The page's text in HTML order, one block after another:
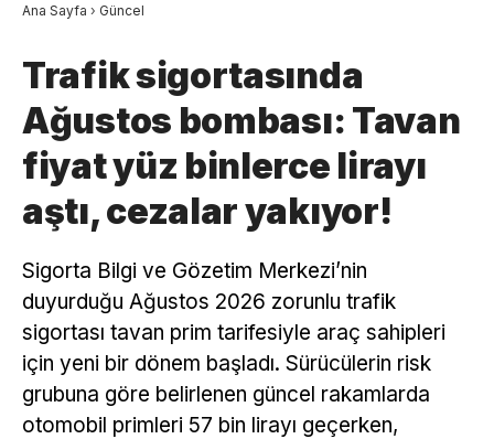
Ana Sayfa › Güncel
Trafik sigortasında
Ağustos bombası: Tavan
fiyat yüz binlerce lirayı
aştı, cezalar yakıyor!
Sigorta Bilgi ve Gözetim Merkezi’nin
duyurduğu Ağustos 2026 zorunlu trafik
sigortası tavan prim tarifesiyle araç sahipleri
için yeni bir dönem başladı. Sürücülerin risk
grubuna göre belirlenen güncel rakamlarda
otomobil primleri 57 bin lirayı geçerken,